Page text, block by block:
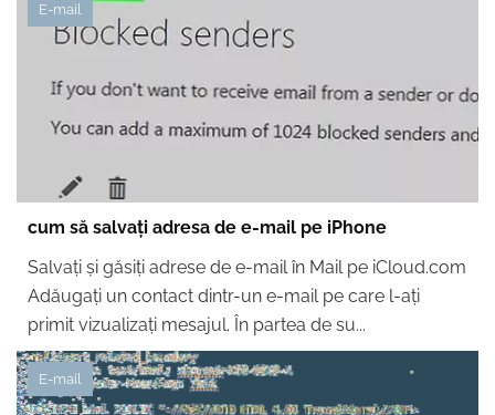
E-mail
cum să salvați adresa de e-mail pe iPhone
Salvați și găsiți adrese de e-mail în Mail pe iCloud.com
Adăugați un contact dintr-un e-mail pe care l-ați
primit vizualizați mesajul. În partea de su...
E-mail